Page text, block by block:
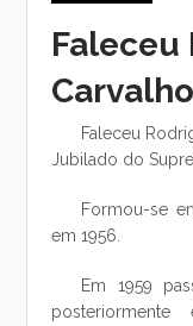
Faleceu
Carvalho
Faleceu
Jubilado do
Formou-se
em 1956.
Em 1959